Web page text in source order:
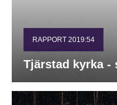
RAPPORT 2019:54
Tjärstad kyrka -